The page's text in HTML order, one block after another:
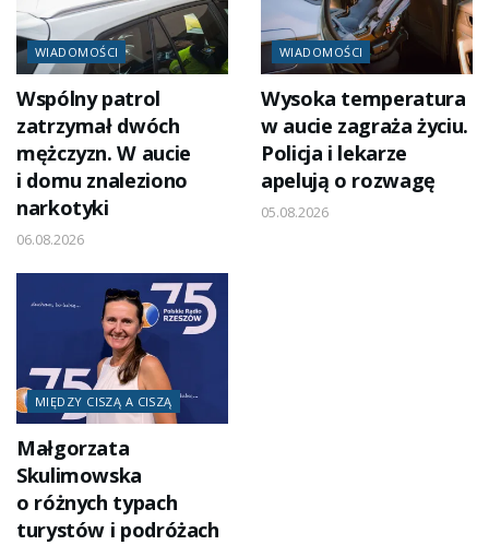
WIADOMOŚCI
Wspólny patrol
zatrzymał dwóch
mężczyzn. W aucie
i domu znaleziono
narkotyki
06.08.2026
WIADOMOŚCI
Wysoka temperatura
w aucie zagraża życiu.
Policja i lekarze
apelują o rozwagę
05.08.2026
MIĘDZY CISZĄ A CISZĄ
Małgorzata
Skulimowska
o różnych typach
turystów i podróżach